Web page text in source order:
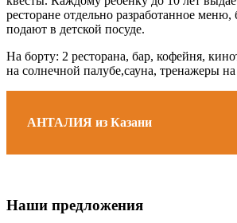
ресторане отдельно разработанное меню,
подают в детской посуде.
На борту: 2 ресторана, бар, кофейня,
на солнечной палубе,сауна, тренажеры
АНТАЛИЯ из Казани
Наши предложения